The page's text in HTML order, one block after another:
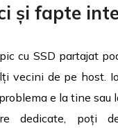
și fapte
cu SSD partajat
vecini de pe host.
e la tine sau
dedicate, poți